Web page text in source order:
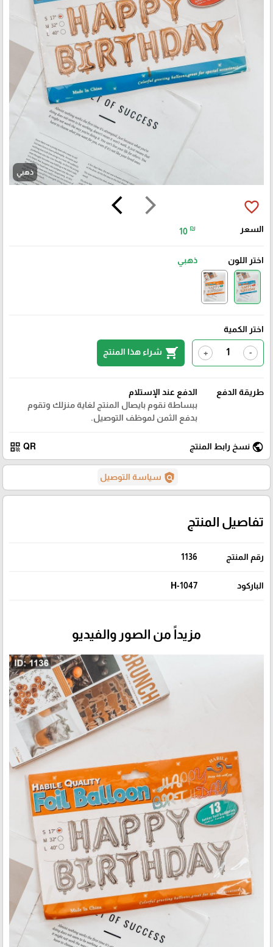
ذهبي
arrow_forward_ios
arrow_back_ios favorite_border
السعر 10 ₪
اختر اللون ذهبي
اختر الكمية
-
+
shopping_cart شراء هذا المنتج
طريقة الدفع
الدفع عند الإستلام
ببساطة نقوم بايصال المنتج لغاية منزلك وتقوم
بدفع الثمن لموظف التوصيل.
public نسخ رابط المنتج QR
qr_code
policy سياسة التوصيل
تفاصيل المنتج
رقم المنتج 1136
الباركود H-1047
مزيداً من الصور والفيديو